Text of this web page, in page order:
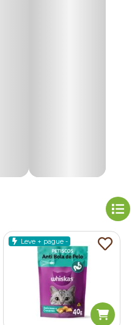
como agrado. Quando
alternativas que têm um
complementar felina
e comportamentais.
dos petiscos para gatos
Leve + pague -